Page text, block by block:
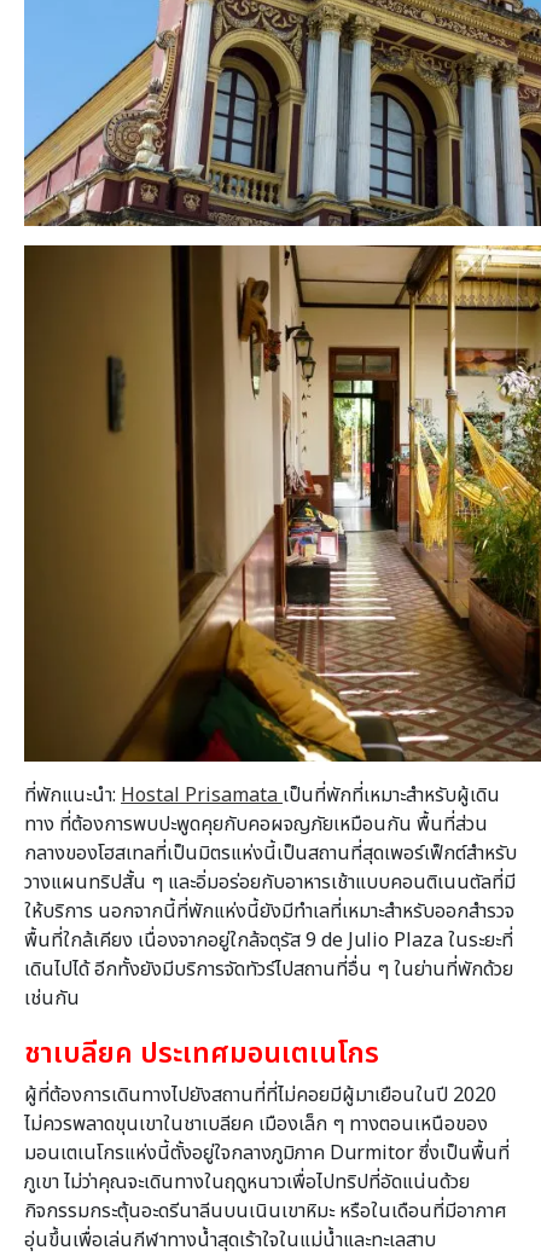
ที่พักแนะนำ: Hostal Prisamata เป็นที่พักที่เหมาะสำหรับผู้เดิน
ทาง ที่ต้องการพบปะพูดคุยกับคอผจญภัยเหมือนกัน พื้นที่ส่วน
กลางของโฮสเทลที่เป็นมิตรแห่งนี้เป็นสถานที่สุดเพอร์เฟ็กต์สำหรับ
วางแผนทริปสั้น ๆ และอิ่มอร่อยกับอาหารเช้าแบบคอนติเนนตัลที่มี
ให้บริการ นอกจากนี้ที่พักแห่งนี้ยังมีทำเลที่เหมาะสำหรับออกสำรวจ
พื้นที่ใกล้เคียง เนื่องจากอยู่ใกล้จตุรัส 9 de Julio Plaza ในระยะที่
เดินไปได้ อีกทั้งยังมีบริการจัดทัวร์ไปสถานที่อื่น ๆ ในย่านที่พักด้วย
เช่นกัน
ชาเบลียค ประเทศมอนเตเนโกร
ผู้ที่ต้องการเดินทางไปยังสถานที่ที่ไม่คอยมีผู้มาเยือนในปี 2020
ไม่ควรพลาดขุนเขาในชาเบลียค เมืองเล็ก ๆ ทางตอนเหนือของ
มอนเตเนโกรแห่งนี้ตั้งอยู่ใจกลางภูมิภาค Durmitor ซึ่งเป็นพื้นที่
ภูเขา ไม่ว่าคุณจะเดินทางในฤดูหนาวเพื่อไปทริปที่อัดแน่นด้วย
กิจกรรมกระตุ้นอะดรีนาลีนบนเนินเขาหิมะ หรือในเดือนที่มีอากาศ
อุ่นขึ้นเพื่อเล่นกีฬาทางน้ำสุดเร้าใจในแม่น้ำและทะเลสาบ